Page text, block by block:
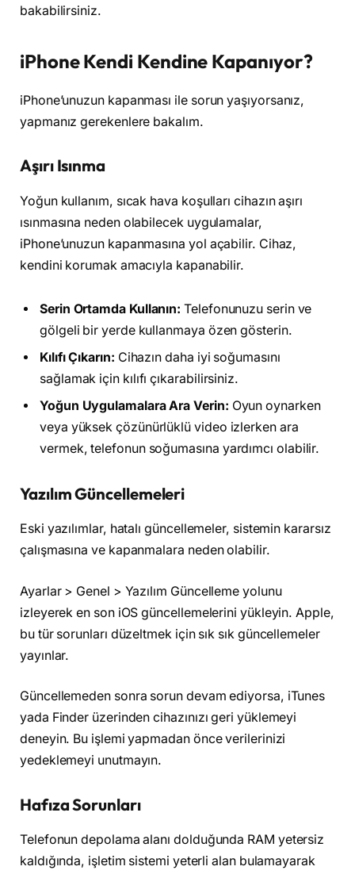
bakabilirsiniz.
iPhone Kendi Kendine Kapanıyor?
iPhone’unuzun kapanması ile sorun yaşıyorsanız,
yapmanız gerekenlere bakalım.
Aşırı Isınma
Yoğun kullanım, sıcak hava koşulları cihazın aşırı
ısınmasına neden olabilecek uygulamalar,
iPhone’unuzun kapanmasına yol açabilir. Cihaz,
kendini korumak amacıyla kapanabilir.
Serin Ortamda Kullanın: Telefonunuzu serin ve
gölgeli bir yerde kullanmaya özen gösterin.
Kılıfı Çıkarın: Cihazın daha iyi soğumasını
sağlamak için kılıfı çıkarabilirsiniz.
Yoğun Uygulamalara Ara Verin: Oyun oynarken
veya yüksek çözünürlüklü video izlerken ara
vermek, telefonun soğumasına yardımcı olabilir.
Yazılım Güncellemeleri
Eski yazılımlar, hatalı güncellemeler, sistemin kararsız
çalışmasına ve kapanmalara neden olabilir.
Ayarlar > Genel > Yazılım Güncelleme yolunu
izleyerek en son iOS güncellemelerini yükleyin. Apple,
bu tür sorunları düzeltmek için sık sık güncellemeler
yayınlar.
Güncellemeden sonra sorun devam ediyorsa, iTunes
yada Finder üzerinden cihazınızı geri yüklemeyi
deneyin. Bu işlemi yapmadan önce verilerinizi
yedeklemeyi unutmayın.
Hafıza Sorunları
Telefonun depolama alanı dolduğunda RAM yetersiz
kaldığında, işletim sistemi yeterli alan bulamayarak